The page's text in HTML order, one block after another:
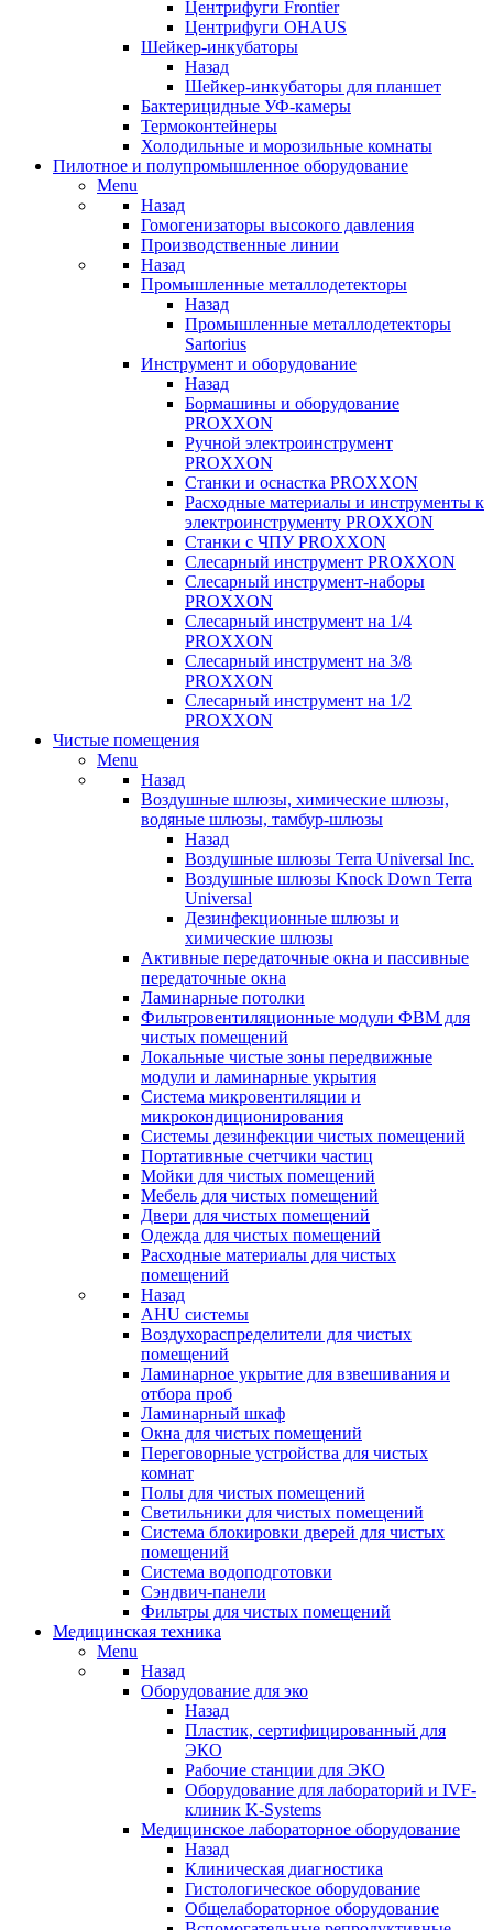
Центрифуги Frontier
Центрифуги OHAUS
Шейкер-инкубаторы
Назад
Шейкер-инкубаторы для планшет
Бактерицидные УФ-камеры
Термоконтейнеры
Холодильные и морозильные комнаты
Пилотное и полупромышленное оборудование
Menu
Назад
Гомогенизаторы высокого давления
Производственные линии
Назад
Промышленные металлодетекторы
Назад
Промышленные металлодетекторы
Sartorius
Инструмент и оборудование
Назад
Бормашины и оборудование
PROXXON
Ручной электроинструмент
PROXXON
Cтанки и оснастка PROXXON
Расходные материалы и инструменты к
электроинструменту PROXXON
Станки с ЧПУ PROXXON
Слесарный инструмент PROXXON
Слесарный инструмент-наборы
PROXXON
Слесарный инструмент на 1/4
PROXXON
Слесарный инструмент на 3/8
PROXXON
Слесарный инструмент на 1/2
PROXXON
Чистые помещения
Menu
Назад
Воздушные шлюзы, химические шлюзы,
водяные шлюзы, тамбур-шлюзы
Назад
Воздушные шлюзы Terra Universal Inc.
Воздушные шлюзы Knock Down Terra
Universal
Дезинфекционные шлюзы и
химические шлюзы
Активные передаточные окна и пассивные
передаточные окна
Ламинарные потолки
Фильтровентиляционные модули ФВМ для
чистых помещений
Локальные чистые зоны передвижные
модули и ламинарные укрытия
Система микровентиляции и
микрокондиционирования
Системы дезинфекции чистых помещений
Портативные счетчики частиц
Мойки для чистых помещений
Мебель для чистых помещений
Двери для чистых помещений
Одежда для чистых помещений
Расходные материалы для чистых
помещений
Назад
AHU системы
Воздухораспределители для чистых
помещений
Ламинарное укрытие для взвешивания и
отбора проб
Ламинарный шкаф
Окна для чистых помещений
Переговорные устройства для чистых
комнат
Полы для чистых помещений
Светильники для чистых помещений
Система блокировки дверей для чистых
помещений
Система водоподготовки
Сэндвич-панели
Фильтры для чистых помещений
Медицинская техника
Menu
Назад
Оборудование для эко
Назад
Пластик, сертифицированный для
ЭКО
Рабочие станции для ЭКО
Оборудование для лабораторий и IVF-
клиник K-Systems
Медицинское лабораторное оборудование
Назад
Клиническая диагностика
Гистологическое оборудование
Общелабораторное оборудование